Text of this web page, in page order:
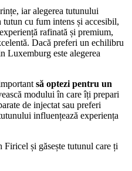
iar alegerea tutunului
cu fum intens și accesibil,
rafinată și premium,
Dacă preferi un echilibru
Luxemburg este alegerea
să optezi pentru un
modului în care îți prepari
de injectat sau preferi
influențează experiența
Firicel și găsește tutunul care ți